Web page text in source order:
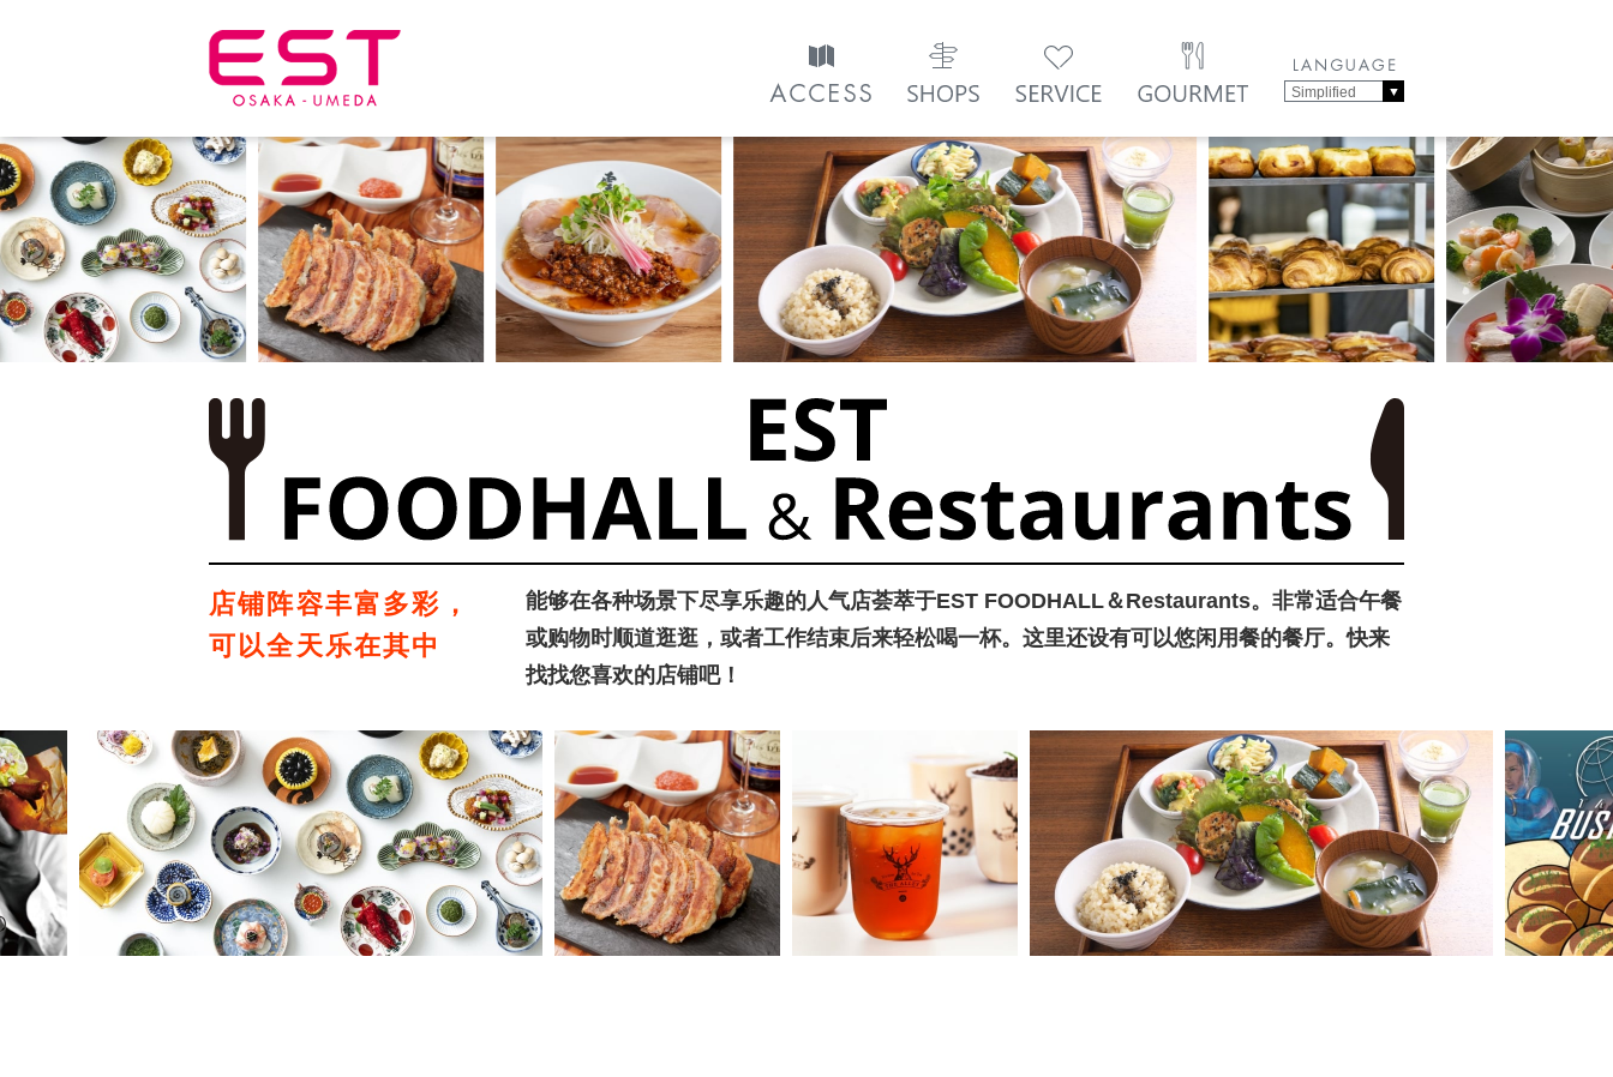
Simplified
店铺阵容丰富多彩，
可以全天乐在其中
能够在各种场景下尽享乐趣的人气店荟萃于EST FOODHALL＆Restaurants。非常适合午餐
或购物时顺道逛逛，或者工作结束后来轻松喝一杯。这里还设有可以悠闲用餐的餐厅。快来
找找您喜欢的店铺吧！